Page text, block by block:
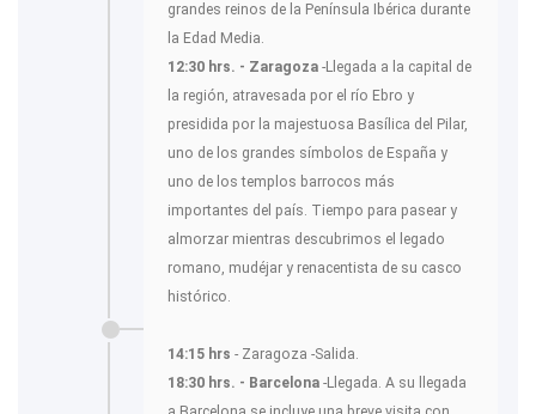
grandes reinos de la Península Ibérica durante
la Edad Media.
12:30 hrs. - Zaragoza -Llegada a la capital de
la región, atravesada por el río Ebro y
presidida por la majestuosa Basílica del Pilar,
uno de los grandes símbolos de España y
uno de los templos barrocos más
importantes del país. Tiempo para pasear y
almorzar mientras descubrimos el legado
romano, mudéjar y renacentista de su casco
histórico.
14:15 hrs - Zaragoza -Salida.
18:30 hrs. - Barcelona -Llegada. A su llegada